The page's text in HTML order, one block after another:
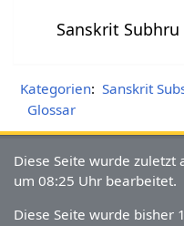
Sanskrit
Kategorien: Sanskrit
Glossar
Diese Seite wurde zuletzt
um 08:25 Uhr bearbeitet.
Diese Seite wurde bisher